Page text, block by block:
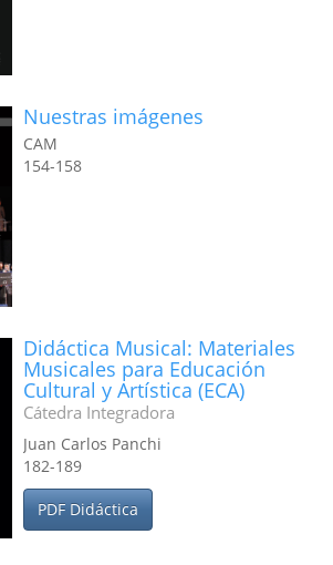
Nuestras imágenes
CAM
154-158
Didáctica Musical: Materiales
Musicales para Educación
Cultural y Artística (ECA)
Cátedra Integradora
Juan Carlos Panchi
182-189
PDF Didáctica